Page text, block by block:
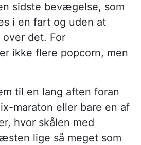
sidste bevægelse, som
i en fart og uden at
det. For
ikke flere popcorn, men
til en lang aften foran
maraton eller bare en af
hvor skålen med
lige så meget som